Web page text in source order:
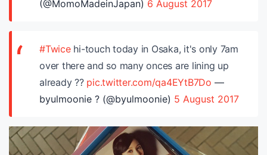
(@MomoMadeinJapan) 6 August 2017
#Twicehi-touch today in Osaka, it's only 7am
over there and so many onces are lining up
already ?? pic.twitter.com/qa4EYtB7Do —
byulmoonie ? (@byulmoonie) 5 August 2017